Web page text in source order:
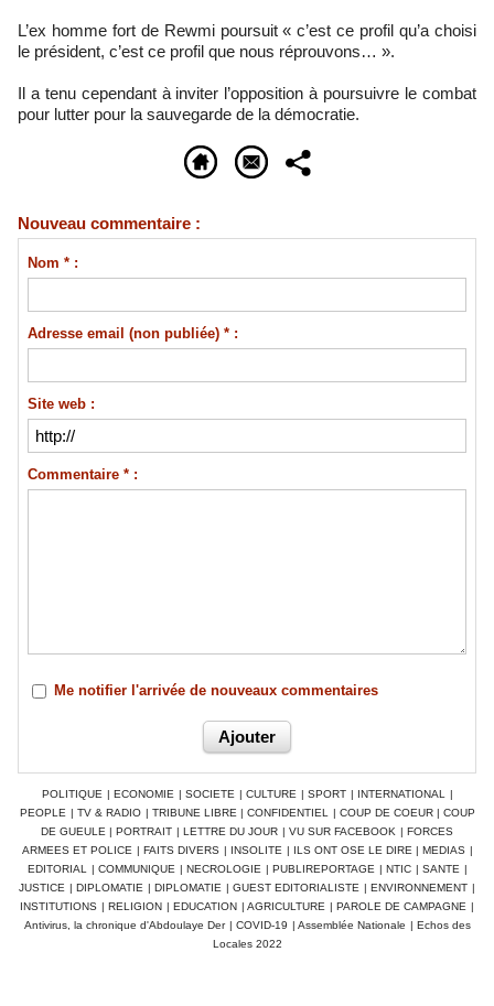
L’ex homme fort de Rewmi poursuit « c’est ce profil qu’a choisi
le président, c’est ce profil que nous réprouvons… ».
Il a tenu cependant à inviter l’opposition à poursuivre le combat
pour lutter pour la sauvegarde de la démocratie.
Nouveau commentaire :
Nom * :
Adresse email (non publiée) * :
Site web :
Commentaire * :
Me notifier l'arrivée de nouveaux commentaires
POLITIQUE | ECONOMIE | SOCIETE | CULTURE | SPORT | INTERNATIONAL
|
PEOPLE | TV & RADIO | TRIBUNE LIBRE | CONFIDENTIEL | COUP DE COEUR | COUP
DE GUEULE | PORTRAIT | LETTRE DU JOUR | VU SUR FACEBOOK | FORCES
ARMEES ET POLICE | FAITS DIVERS | INSOLITE | ILS ONT OSE LE DIRE | MEDIAS |
EDITORIAL
| COMMUNIQUE | NECROLOGIE | PUBLIREPORTAGE | NTIC | SANTE |
JUSTICE | DIPLOMATIE | DIPLOMATIE | GUEST EDITORIALISTE | ENVIRONNEMENT |
INSTITUTIONS | RELIGION | EDUCATION | AGRICULTURE | PAROLE DE CAMPAGNE |
Antivirus, la chronique d'Abdoulaye Der | COVID-19 | Assemblée Nationale | Echos des
Locales 2022